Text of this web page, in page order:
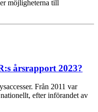
möjligheterna till
årsrapport 2023?
Från 2011 var
efter införandet av